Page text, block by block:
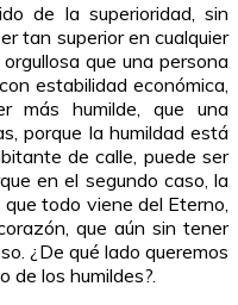
de la superioridad, sin
tan superior en cualquier
que una persona
estabilidad económica,
más humilde, que una
porque la humildad está
de calle, puede ser
en el segundo caso, la
que todo viene del Eterno,
que aún sin tener
¿De qué lado queremos
de los humildes?.